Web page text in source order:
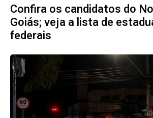
Confira os candidatos do
Goiás; veja a lista de
federais